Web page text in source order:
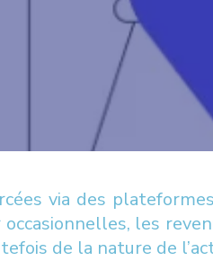
via des
les
de la nature de